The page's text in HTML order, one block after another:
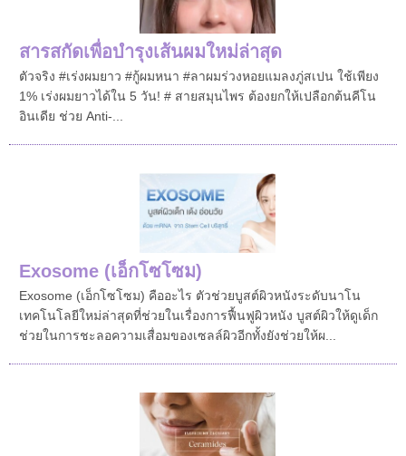
สารสกัดเพื่อบำรุงเส้นผมใหม่ล่าสุด
ตัวจริง #เร่งผมยาว #กู้ผมหนา #ลาผมร่วงหอยแมลงภู่สเปน ใช้เพียง
1% เร่งผมยาวได้ใน 5 วัน! # สายสมุนไพร ต้องยกให้เปลือกต้นคีโน
อินเดีย ช่วย Anti-...
Exosome (เอ็กโซโซม)
Exosome (เอ็กโซโซม) คืออะไร ตัวช่วยบูสต์ผิวหนังระดับนาโน
เทคโนโลยีใหม่ล่าสุดที่ช่วยในเรื่องการฟื้นฟูผิวหนัง บูสต์ผิวให้ดูเด็ก
ช่วยในการชะลอความเสื่อมของเซลล์ผิวอีกทั้งยังช่วยให้ผ...